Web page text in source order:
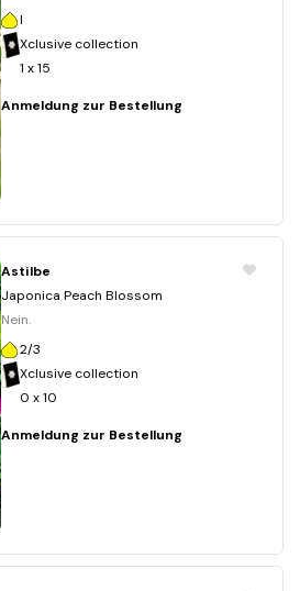
I
Xclusive collection
1 x 15
Anmeldung zur Bestellung
Astilbe
Japonica Peach Blossom
Nein.
2/3
Xclusive collection
0 x 10
Anmeldung zur Bestellung